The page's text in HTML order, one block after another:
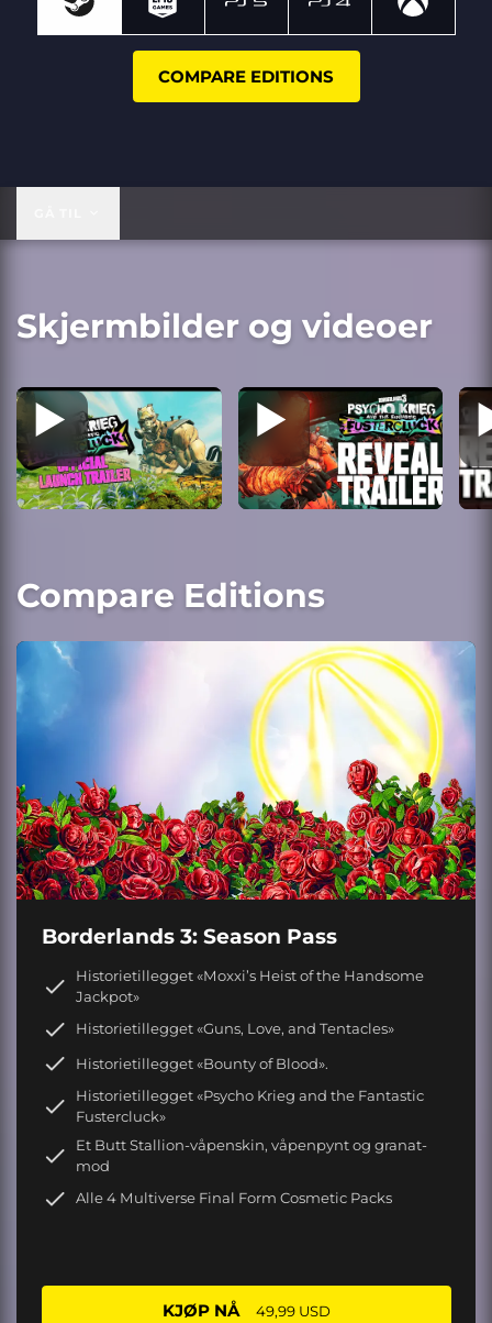
COMPARE EDITIONS
Skjermbilder og videoer
Compare Editions
Borderlands 3: Season Pass
Historietillegget «Moxxi’s Heist of the Handsome
Jackpot»
Historietillegget «Guns, Love, and Tentacles»
Historietillegget «Bounty of Blood».
Historietillegget «Psycho Krieg and the Fantastic
Fustercluck»
Et Butt Stallion-våpenskin, våpenpynt og granat-
mod
Alle 4 Multiverse Final Form Cosmetic Packs
KJØP NÅ 49,99 USD